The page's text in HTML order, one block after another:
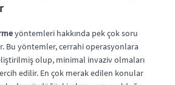
yöntemleri hakkında pek çok soru
Bu yöntemler, cerrahi operasyonlara
olup, minimal invaziv olmaları
edilir. En çok merak edilen konular